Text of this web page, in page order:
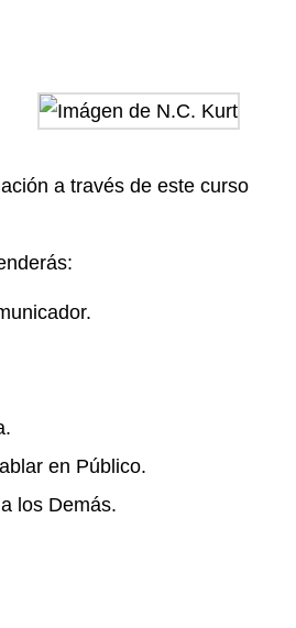
a través de este curso
en Público.
los Demás.